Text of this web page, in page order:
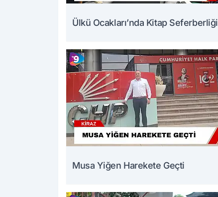
Ülkü Ocakları’nda Kitap Seferberliği
Musa Yiğen Harekete Geçti